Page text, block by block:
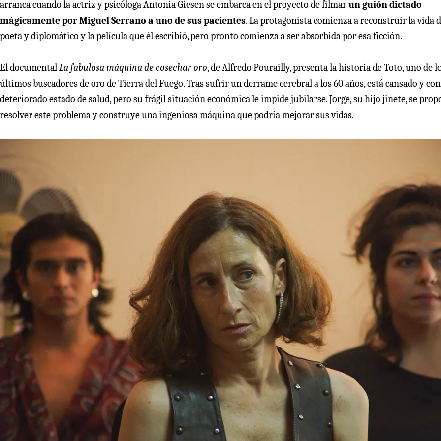
arranca cuando la actriz y psicóloga Antonia Giesen se embarca en el proyecto de filmarun guión dictado
mágicamente por Miguel Serrano a uno de sus pacientes. La protagonista comienza a reconstruir la vida
poeta y diplomático y la película que él escribió, pero pronto comienza a ser absorbida por esa ficción.
El documentalLa fabulosa máquina de cosechar oro, de Alfredo Pourailly, presenta la historia de Toto, uno de
últimos buscadores de oro de Tierra del Fuego. Tras sufrir un derrame cerebral a los 60 años, está cansado y
deteriorado estado de salud, pero su frágil situación económica le impide jubilarse. Jorge, su hijo jinete, se
resolver este problema y construye una ingeniosa máquina que podría mejorar sus vidas.